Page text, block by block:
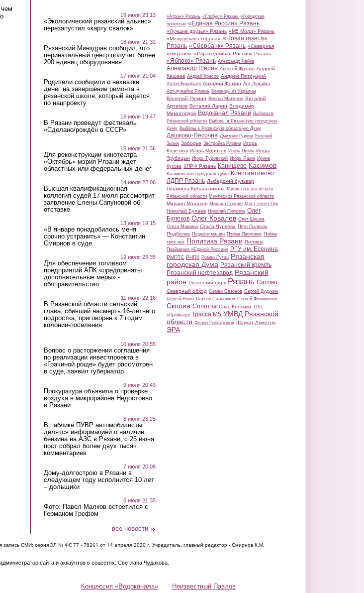
чем
19 июля 23:13
«Экологический рязанский альянс»
перезапустил «карту свалок»
18 июля 21:32
Рязанский Минздрав сообщил, что
перинатальный центр получит более
200 единиц оборудования
17 июля 21:04
Родители сообщили о нехватке
денег на завершение ремонта в
рязанской школе, который ведется
по нацпроекту
16 июля 19:47
В Рязани проведут фестиваль
«Сделано/рождён в СССР»
15 июля 21:36
Для реконструкции кинотеатра
«Октябрь» мэрия Рязани ждет
областных или федеральных денег
14 июля 22:06
Высшая квалификационная
коллегия судей 17 июля рассмотрит
заявление Елены Сапуновой об
отставке
13 июля 19:15
«В январе понадобилось меня
срочно устранить» — Константин
Смирнов в суде
12 июля 23:35
Для обеспечения топливом
предприятий АПК «предприняты
дополнительные меры» -
облправительство
11 июля 22:16
В Рязанской области сельский
глава, сбивший насмерть 16-летнего
подростка, приговорен к 7 годам
колонии-поселения
10 июля 20:55
Вопрос о расторжении соглашения
по реализации инвестпроекта в
«Грачиной роще» будет рассмотрен
в суде, заявил губернатор
9 июля 20:43
Прокуратура объявила о проверке
воздуха в микрорайоне Недостоево
в Рязани
8 июля 23:25
В паблике ПУВР автомобилисты
делятся информацией о наличии
бензина на АЗС в Рязани, с 25 июня
пост собрал более двух тысяч
комментариев
7 июля 20:08
Дому-долгострою в Рязани в
следующем году исполнится 10 лет
– дольщики
6 июля 21:35
Фото: Павел Малков встретился с
Германом Грефом
все новости
«Атрон» Рязань «Глобус» Рязань «Городские
проекты» «Единая Россия» Рязань
«Лучшие друзья» Рязань «М5 Молл» Рязань
«Мещерская сторона» «Новая газета»
Рязань «Сбербанк» Рязань «Северная
компания» «Справедливая Россия» Рязань
«Яблоко» Рязань Александр Чайка
Александр Шерин Алексей Фролов Андрей
Кашаев Андрей Красов Андрей Петруцкий
Антон Воробьев Аркадий Фомин Арт-Лужайка
Арт-лужайка Рязань Беженцы из Украины
Валерий Рюмин Виктор Малюгин Виталий
Артемов Виталий Ларин Владимир
Мимоглядов Водоканал Рязани Выборы в
Рязанской области Выборы в Рязанскую городскую
Думу Выборы в Рязанскую областную Думу
Дашково-Песочня Дмитрий Гудков Евгений
Зызин Заборье Застройка Рязани Игорь
Кочетков Игорь Морозов Игорь Путин Игорь
Трубицын Игорь Туровский Игорь Яшин Ирина
Кусова КПРФ Рязань Канищево Касимов
Касимовская городская Дума Константиново
ЛДПР Рязань Лыбедский бульвар
Людмила Кибальникова Министерство печати
Рязанской области Минлесхоз Рязанской области
Михаил Малахов Михаил Пронин Мост через Оку
Николай Булаев Николай Пилюгин Олег
Булеков Олег Ковалев Олег Шишов
Ольга Мишина Ольга Чуляева Петр Пыленок
Подбелка Поджоги машин Пойма Павловки Пойма
трех рек Политика Рязани Поляны
Праймериз «Единой России» РГУ им. Есенина
РМПТС РНПК Роман Путин Рязанская
городская Дума Рязанский кремль
Рязанский нефтезавод Рязанский
район Рязанский цирк Рязань Сасово
Северный обход Семен Сазонов Сергей Дудукин
Сергей Ежов Сергей Сальников Сергей Филимонов
Скопин Солотча Спас-Клепики ТРЦ
«Премьер» Трасса М5 УМВД Рязанской
области Федор Провоторов Шаукат Ахметов
ЭРА
запись СМИ: серия ЭЛ № ФС 77 - 78261 от 14 апреля 2020 г. Учредитель, главный редактор - Смирнов К.М.
сайта и аккаунтов в соцсетях: Светлана Чудакова.
Концессия «Водоканала» Неизвестный Павлов